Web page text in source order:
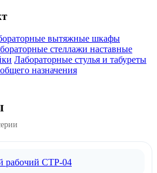
вытяжные шкафы
стеллажи наставные
Лабораторные стулья и табуреты
назначения